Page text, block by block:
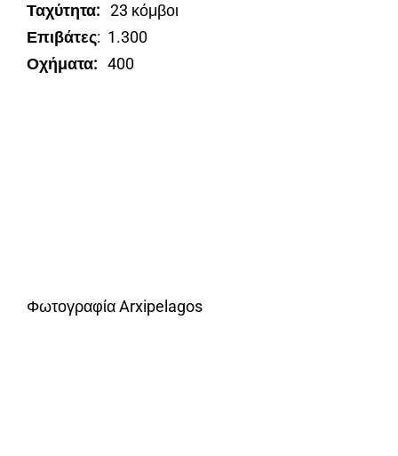
Ταχύτητα: 23 κόμβοι
Επιβάτες: 1.300
Οχήματα: 400
Φωτογραφία Arxipelagos